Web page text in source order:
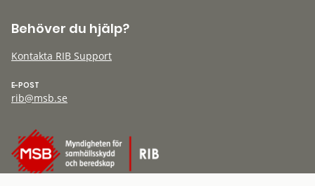
Behöver du hjälp?
Kontakta RIB Support
E-POST
rib@msb.se